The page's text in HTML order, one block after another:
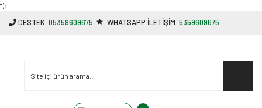
"');
DESTEK 05359609675 WHATSAPP İLETİŞİM 5359609675